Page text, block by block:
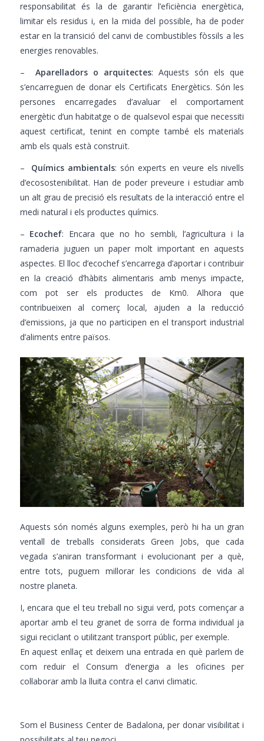
responsabilitat és la de garantir l’eficiència energètica,
limitar els residus i, en la mida del possible, ha de poder
estar en la transició del canvi de combustibles fòssils a les
energies renovables.
– Aparelladors o arquitectes: Aquests són els que
s’encarreguen de donar els Certificats Energètics. Són les
persones encarregades d’avaluar el comportament
energètic d’un habitatge o de qualsevol espai que necessiti
aquest certificat, tenint en compte també els materials
amb els quals està construït.
– Químics ambientals: són experts en veure els nivells
d’ecosostenibilitat. Han de poder preveure i estudiar amb
un alt grau de precisió els resultats de la interacció entre el
medi natural i els productes químics.
– Ecochef: Encara que no ho sembli, l’agricultura i la
ramaderia juguen un paper molt important en aquests
aspectes. El lloc d’ecochef s’encarrega d’aportar i contribuir
en la creació d’hàbits alimentaris amb menys impacte,
com pot ser els productes de Km0. Alhora que
contribueixen al comerç local, ajuden a la reducció
d’emissions, ja que no participen en el transport industrial
d’aliments entre països.
Aquests són només alguns exemples, però hi ha un gran
ventall de treballs considerats Green Jobs, que cada
vegada s’aniran transformant i evolucionant per a què,
entre tots, puguem millorar les condicions de vida al
nostre planeta.
I, encara que el teu treball no sigui verd, pots començar a
aportar amb el teu granet de sorra de forma individual ja
sigui reciclant o utilitzant transport públic, per exemple.
En aquest enllaç et deixem una entrada en què parlem de
com reduir el Consum d’energia a les oficines per
col·laborar amb la lluita contra el canvi climatic.
Som el Business Center de Badalona, per donar visibilitat i